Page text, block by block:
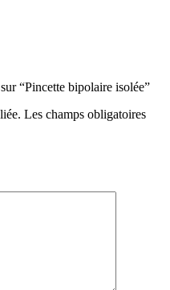
“Pincette bipolaire isolée”
Les champs obligatoires